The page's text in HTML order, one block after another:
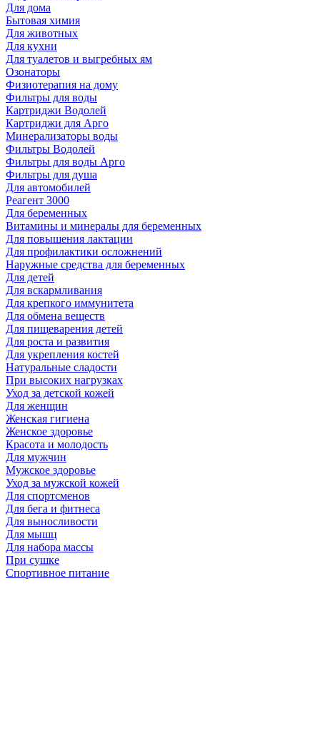
Для дома
Бытовая химия
Для животных
Для кухни
Для туалетов и выгребных ям
Озонаторы
Физиотерапия на дому
Фильтры для воды
Картриджи Водолей
Картриджи для Арго
Минерализаторы воды
Фильтры Водолей
Фильтры для воды Арго
Фильтры для душа
Для автомобилей
Реагент 3000
Для беременных
Витамины и минералы для беременных
Для повышения лактации
Для профилактики осложнений
Наружные средства для беременных
Для детей
Для вскармливания
Для крепкого иммунитета
Для обмена веществ
Для пищеварения детей
Для роста и развития
Для укрепления костей
Натуральные сладости
При высоких нагрузках
Уход за детской кожей
Для женщин
Женская гигиена
Женское здоровье
Красота и молодость
Для мужчин
Мужское здоровье
Уход за мужской кожей
Для спортсменов
Для бега и фитнеса
Для выносливости
Для мышц
Для набора массы
При сушке
Спортивное питание